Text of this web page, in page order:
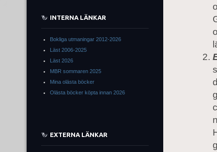
INTERNA LÄNKAR
Bokliga utmaningar 2012-2026
Läst 2006-2025
Läst 2026
MBR sommaren 2025
Mina olästa böcker
Olästa böcker köpta innan 2026
EXTERNA LÄNKAR